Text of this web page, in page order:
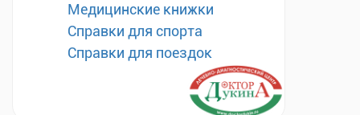
Медицинские книжки
Справки для спорта
Справки для поездок